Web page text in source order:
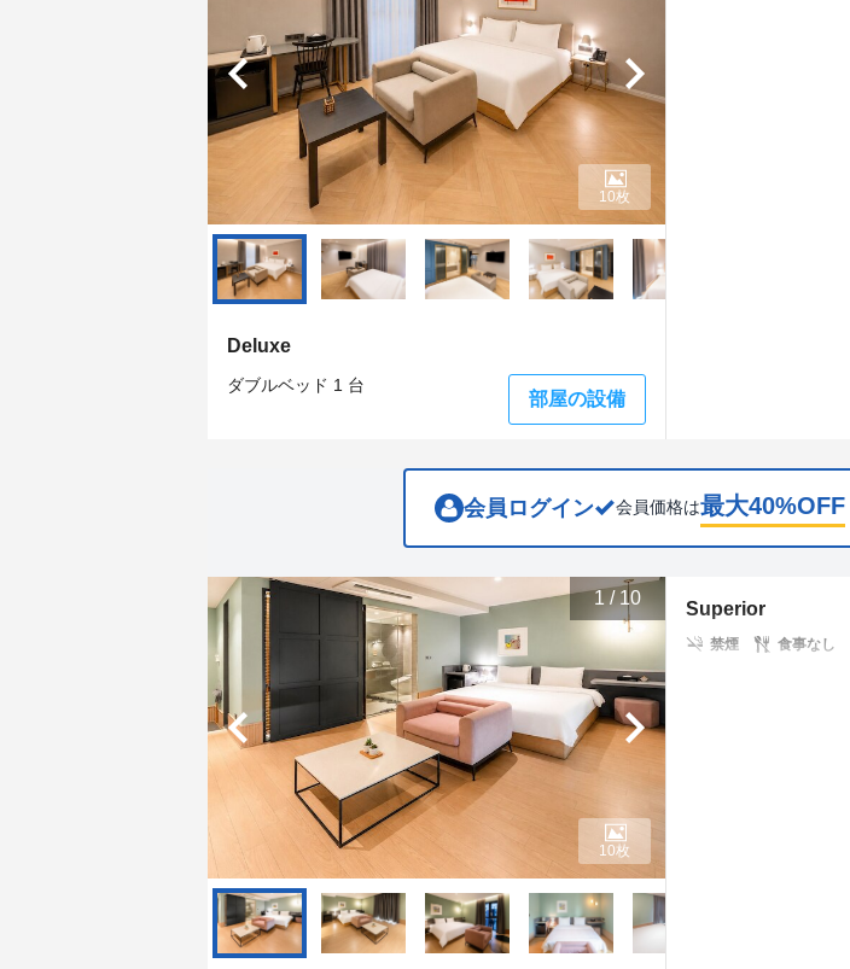
calendar
and
select
a
date.
mark
key
to
get
the
shortcuts
for
changing
the
calendar
and
select
date.
Press
the
mark
key
to
get
changing
Deluxe
ダブルベッド 1 台
部屋の設備
10枚
会員ログイン 会員価格は最大40%OFF
1 /10
10枚
Superior
禁煙 食事なし